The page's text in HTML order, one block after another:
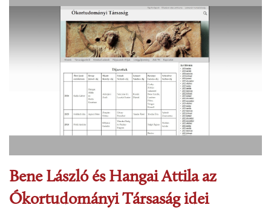
Bene László és Hangai Attila az
Ókortudományi Társaság idei